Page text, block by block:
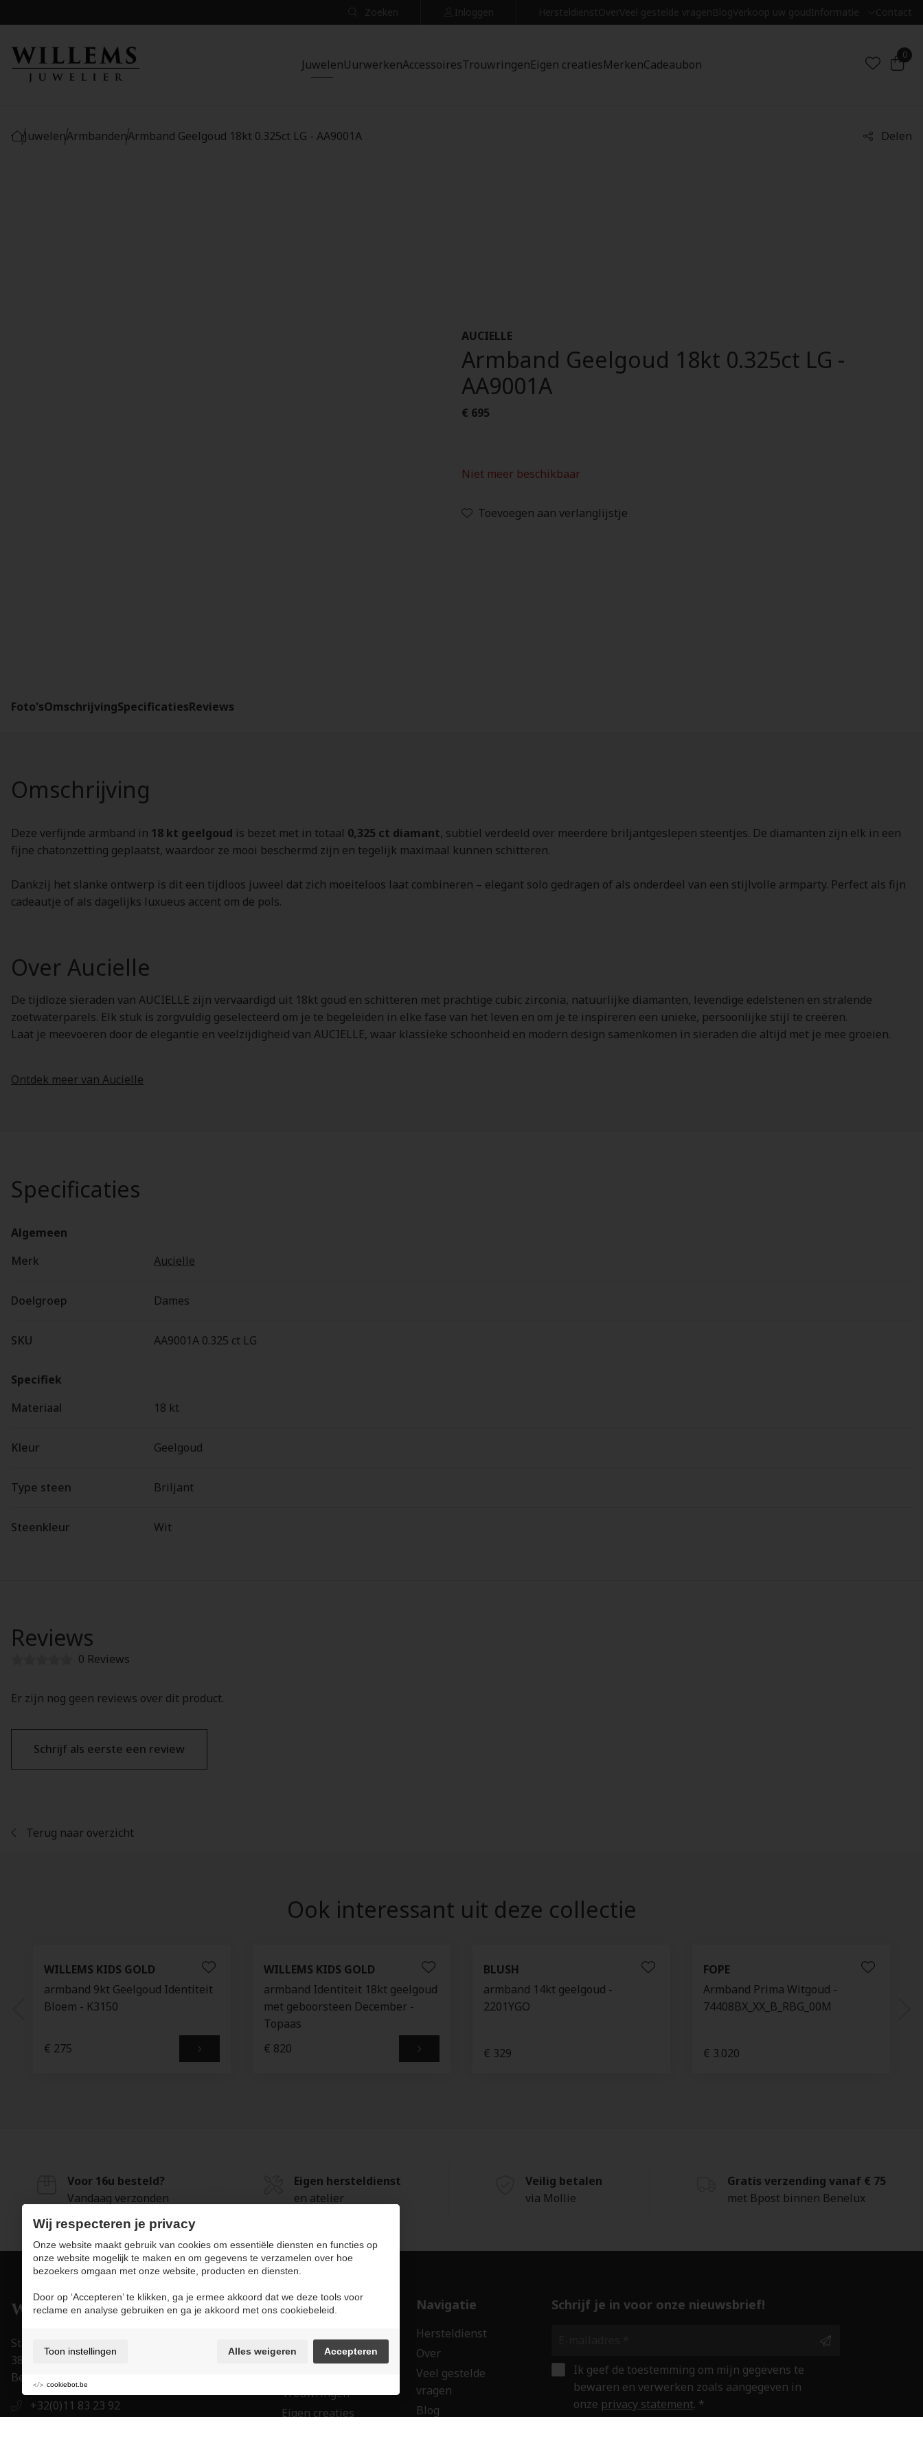
Zoeken Inloggen HersteldienstOverVeel gestelde vragenBlogVerkoop uw goudInformatie Contact
JuwelenUurwerkenAccessoiresTrouwringenEigen creatiesMerkenCadeaubon
0
JuwelenArmbandenArmband Geelgoud 18kt 0.325ct LG - AA9001A Delen
AUCIELLE
Armband Geelgoud 18kt 0.325ct LG -
AA9001A
€ 695
Niet meer beschikbaar
Toevoegen aan verlanglijstje
Foto'sOmschrijvingSpecificatiesReviews
Omschrijving
Deze verfijnde armband in 18 kt geelgoud is bezet met in totaal 0,325 ct diamant, subtiel verdeeld over meerdere briljantgeslepen steentjes. De diamanten zijn elk in een
fijne chatonzetting geplaatst, waardoor ze mooi beschermd zijn en tegelijk maximaal kunnen schitteren.
Dankzij het slanke ontwerp is dit een tijdloos juweel dat zich moeiteloos laat combineren – elegant solo gedragen of als onderdeel van een stijlvolle armparty. Perfect als fijn
cadeautje of als dagelijks luxueus accent om de pols.
Over Aucielle
De tijdloze sieraden van AUCIELLE zijn vervaardigd uit 18kt goud en schitteren met prachtige cubic zirconia, natuurlijke diamanten, levendige edelstenen en stralende
zoetwaterparels. Elk stuk is zorgvuldig geselecteerd om je te begeleiden in elke fase van het leven en om je te inspireren een unieke, persoonlijke stijl te creëren.
Laat je meevoeren door de elegantie en veelzijdigheid van AUCIELLE, waar klassieke schoonheid en modern design samenkomen in sieraden die altijd met je mee groeien.
Ontdek meer van Aucielle
Specificaties
Algemeen
Merk
Aucielle
Doelgroep Dames
SKU AA9001A 0.325 ct LG
Specifiek
Materiaal
18 kt
Kleur Geelgoud
Type steen Briljant
Steenkleur Wit
Reviews
0 Reviews
Er zijn nog geen reviews over dit product.
Schrijf als eerste een review
Terug naar overzicht
Ook interessant uit deze collectie
WILLEMS KIDS GOLD
armband 9kt Geelgoud Identiteit
Bloem - K3150
€ 275
WILLEMS KIDS GOLD
armband Identiteit 18kt geelgoud
met geboorsteen December -
Topaas
€ 820
BLUSH
armband 14kt geelgoud -
2201YGO
€ 329
FOPE
Armband Prima Witgoud -
74408BX_XX_B_RBG_00M
€ 3.020
Voor 16u besteld?
Vandaag verzonden
Eigen hersteldienst
en atelier
Veilig betalen
via Mollie
Gratis verzending vanaf € 75
met Bpost binnen Benelux
Stapelstraat 15-17
3800 Sint-Truiden
België
+32(0)11 83 23 92
Producten
Uurwerken
Trouwringen
Eigen creaties
Navigatie
Hersteldienst
Over
Veel gestelde
vragen
Blog
Schrijf je in voor onze nieuwsbrief!
Ik geef de toestemming om mijn gegevens te
bewaren en verwerken zoals aangegeven in
onze privacy statement. *
Wij respecteren je privacy
Onze website maakt gebruik van cookies om essentiële diensten en functies op
onze website mogelijk te maken en om gegevens te verzamelen over hoe
bezoekers omgaan met onze website, producten en diensten.
Door op ‘Accepteren’ te klikken, ga je ermee akkoord dat we deze tools voor
reclame en analyse gebruiken en ga je akkoord met ons cookiebeleid.
Toon instellingen Alles weigeren Accepteren
cookiebot.be